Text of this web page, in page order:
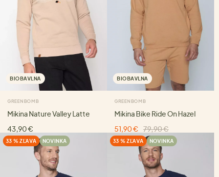
BIOBAVLNA
GREENBOMB
Mikina Nature Valley Latte
43,90 €
BIOBAVLNA
GREENBOMB
Mikina Bike Ride On Hazel
51,90 €
79,90 €
33 % ZĽAVA NOVINKA 33 % ZĽAVA NOVINKA